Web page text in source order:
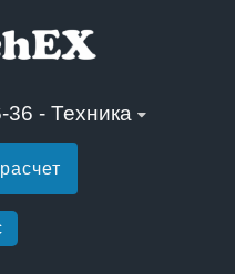
36 - Техника